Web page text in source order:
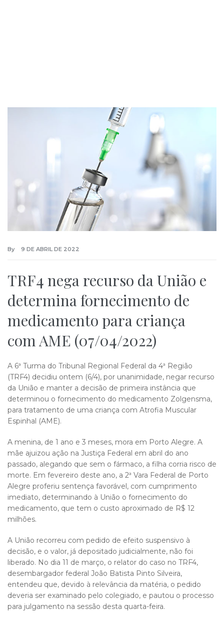
By 9 DE ABRIL DE 2022
TRF4 nega recurso da União e
determina fornecimento de
medicamento para criança
com AME (07/04/2022)
A 6ª Turma do Tribunal Regional Federal da 4ª Região
(TRF4) decidiu ontem (6/4), por unanimidade, negar recurso
da União e manter a decisão de primeira instância que
determinou o fornecimento do medicamento Zolgensma,
para tratamento de uma criança com Atrofia Muscular
Espinhal (AME).
A menina, de 1 ano e 3 meses, mora em Porto Alegre. A
mãe ajuizou ação na Justiça Federal em abril do ano
passado, alegando que sem o fármaco, a filha corria risco de
morte. Em fevereiro deste ano, a 2ª Vara Federal de Porto
Alegre proferiu sentença favorável, com cumprimento
imediato, determinando à União o fornecimento do
medicamento, que tem o custo aproximado de R$ 12
milhões.
A União recorreu com pedido de efeito suspensivo à
decisão, e o valor, já depositado judicialmente, não foi
liberado. No dia 11 de março, o relator do caso no TRF4,
desembargador federal João Batista Pinto Silveira,
entendeu que, devido à relevância da matéria, o pedido
deveria ser examinado pelo colegiado, e pautou o processo
para julgamento na sessão desta quarta-feira.